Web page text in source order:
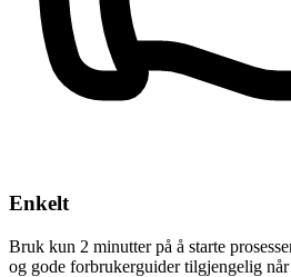
Enkelt
Bruk kun 2 minutter på å starte
og gode forbrukerguider tilgjengelig